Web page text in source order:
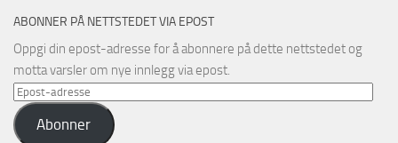
ABONNER PÅ NETTSTEDET VIA EPOST
Oppgi din epost-adresse for å abonnere på dette nettstedet og
motta varsler om nye innlegg via epost.
Epost-
adresse
Abonner